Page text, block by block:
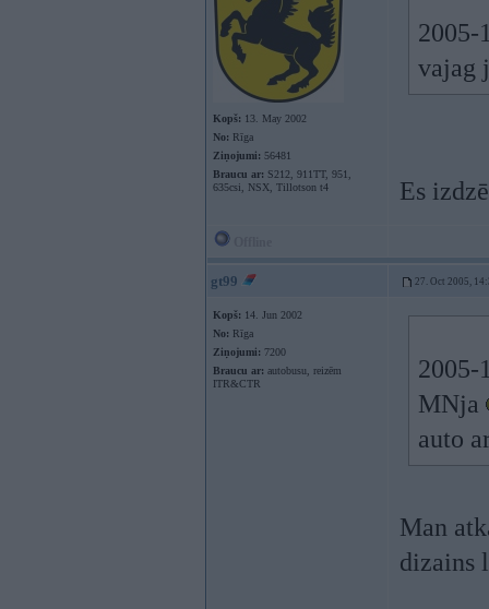
Kopš: 13. May 2002
No: Rīga
Ziņojumi: 56481
Braucu ar: S212, 911TT, 951,
635csi, NSX, Tillotson t4
2005-
vajag
Es
gt99 27. Oct 2005,
Kopš: 14. Jun 2002
No: Rīga
Ziņojumi: 7200
Braucu ar: autobusu, reizēm
ITR&CTR
2005-
MNja
auto
Man
dizains